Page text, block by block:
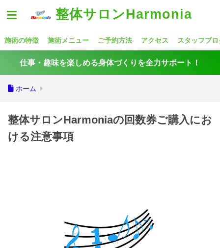
整体サロンHarmonia
施術の特徴 施術メニュー ご予約方法 アクセス スタッフブロ
仕事・趣味を楽しめる身体づくりを全力サポート！
ホーム
整体サロンHarmoniaの回数券ご購入にお
ける注意事項